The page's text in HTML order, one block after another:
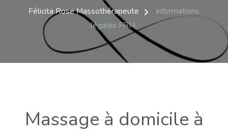
Félicita Rose Massothérapeute
Informations
légales FRM
Massage à domicile à